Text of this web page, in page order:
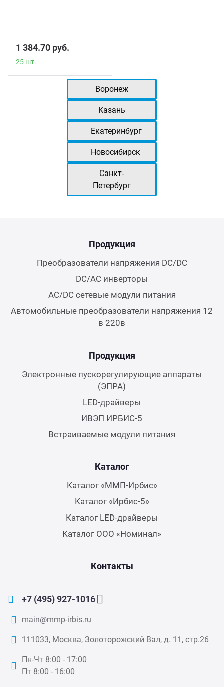
1 384.70 руб.
25 шт.
Воронеж
Казань
Екатеринбург
Новосибирск
Санкт-
Петербург
Продукция
Преобразователи напряжения DC/DC
DC/AC инверторы
AC/DC сетевые модули питания
Автомобильные преобразователи напряжения 12
в 220в
Продукция
Электронные пускорегулирующие аппараты
(ЭПРА)
LED-драйверы
ИВЭП ИРБИС-5
Встраиваемые модули питания
Каталог
Каталог «ММП-Ирбис»
Каталог «Ирбис-5»
Каталог LED-драйверы
Каталог ООО «Номинал»
Контакты
+7 (495) 927-1016
main@mmp-irbis.ru
111033, Москва, Золоторожский Вал, д. 11, стр.26
Пн-Чт 8:00 - 17:00
Пт 8:00 - 16:00